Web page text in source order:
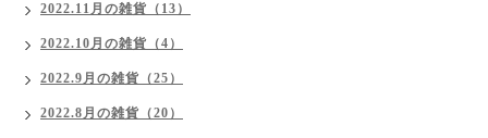
2022.11月の雑貨（13）
2022.10月の雑貨（4）
2022.9月の雑貨（25）
2022.8月の雑貨（20）